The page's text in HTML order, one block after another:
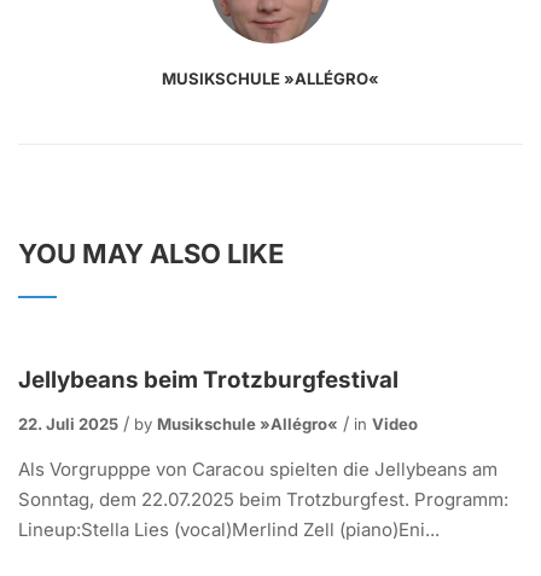
MUSIKSCHULE »ALLÉGRO«
YOU MAY ALSO LIKE
Jellybeans beim Trotzburgfestival
22. Juli 2025 by Musikschule »allégro« in Video
Als Vorgrupppe von Caracou spielten die Jellybeans am
Sonntag, dem 22.07.2025 beim Trotzburgfest. Programm:
Lineup:Stella Lies (vocal)Merlind Zell (piano)Eni...